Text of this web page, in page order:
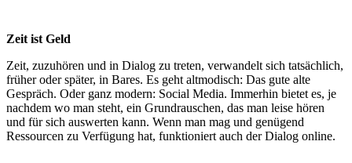
Zeit ist Geld
Zeit, zuzuhören und in Dialog zu treten, verwandelt sich tatsächlich,
früher oder später, in Bares. Es geht altmodisch: Das gute alte
Gespräch. Oder ganz modern: Social Media. Immerhin bietet es, je
nachdem wo man steht, ein Grundrauschen, das man leise hören
und für sich auswerten kann. Wenn man mag und genügend
Ressourcen zu Verfügung hat, funktioniert auch der Dialog online.